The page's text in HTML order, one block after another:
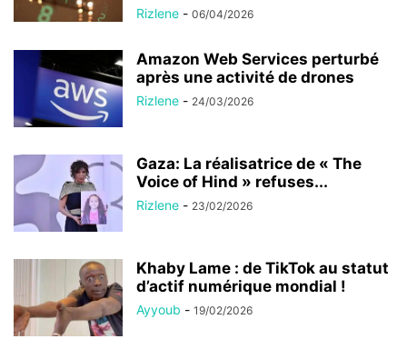
Rizlene - 06/04/2026
Amazon Web Services perturbé
après une activité de drones
Rizlene - 24/03/2026
Gaza: La réalisatrice de « The
Voice of Hind » refuses...
Rizlene - 23/02/2026
Khaby Lame : de TikTok au statut
d’actif numérique mondial !
Ayyoub - 19/02/2026